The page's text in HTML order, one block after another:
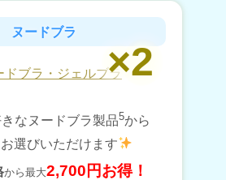
ヌードブラ
なヌードブラ製品5から
お選びいただけます
から最大2,700円お得！